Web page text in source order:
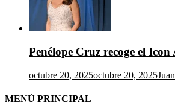
Penélope Cruz recoge el
octubre 20, 2025octubre 20, 2025
MENÚ PRINCIPAL